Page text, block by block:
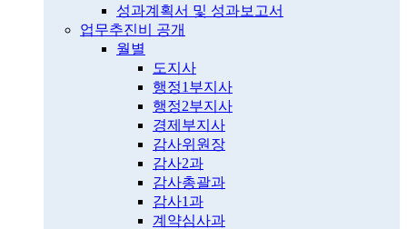
성과계획서 및 성과보고서
업무추진비 공개
월별
도지사
행정1부지사
행정2부지사
경제부지사
감사위원장
감사2과
감사총괄과
감사1과
계약심사과